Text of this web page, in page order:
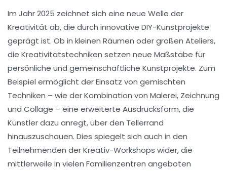
Im Jahr2025 zeichnet sich eine neue Welle der
Kreativität ab, die durch innovative DIY-Kunstprojekte
geprägt ist. Ob in kleinen Räumen oder großen Ateliers,
die Kreativitätstechniken setzen neue Maßstäbe für
persönliche und gemeinschaftliche Kunstprojekte. Zum
Beispiel ermöglicht der Einsatz von gemischten
Techniken – wie der Kombination von Malerei, Zeichnung
und Collage – eine erweiterte Ausdrucksform, die
Künstler dazu anregt, über den Tellerrand
hinauszuschauen. Dies spiegelt sich auch in den
Teilnehmenden derKreativ-Workshops wider, die
mittlerweile in vielen Familienzentren angeboten